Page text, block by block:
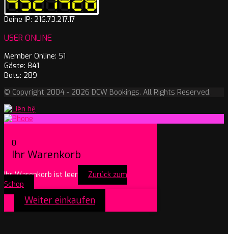
Deine IP: 216.73.217.17
USER ONLINE
Member Online: 51
Gäste: 841
Bots: 289
© Copyright 2004 - 2026 DCW Bookings. All Rights Reserved.
0
Ihr Warenkorb
Ihr Warenkorb ist leer
Zurück zum
Schop
Weiter einkaufen